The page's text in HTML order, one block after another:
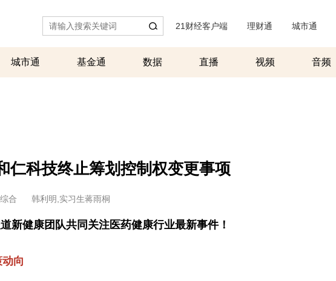
21财经客户端 理财通 城市通
城市通 基金通 数据 直播 视频 音频
仁科技终止筹划控制权变更事项
合 韩利明,实习生蒋雨桐
新健康团队共同关注医药健康行业最新事件！
向